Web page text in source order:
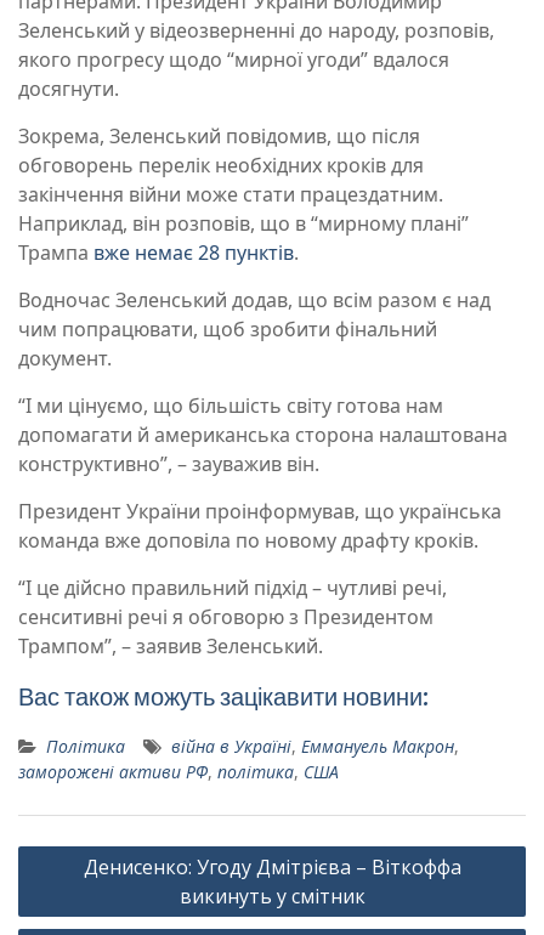
Зеленський у відеозверненні до народу, розповів,
якого прогресу щодо “мирної угоди” вдалося
досягнути.
Зокрема, Зеленський повідомив, що після
обговорень перелік необхідних кроків для
закінчення війни може стати працездатним.
Наприклад, він розповів, що в “мирному плані”
Трампа вже немає 28 пунктів.
Водночас Зеленський додав, що всім разом є над
чим попрацювати, щоб зробити фінальний
документ.
“І ми цінуємо, що більшість світу готова нам
допомагати й американська сторона налаштована
конструктивно”, – зауважив він.
Президент України проінформував, що українська
команда вже доповіла по новому драфту кроків.
“І це дійсно правильний підхід – чутливі речі,
сенситивні речі я обговорю з Президентом
Трампом”, – заявив Зеленський.
Вас також можуть зацікавити новини:
Політика війна в Україні, Еммануель Макрон,
заморожені активи РФ, політика, США
Навігація
записів
Денисенко: Угоду Дмітрієва – Віткоффа
викинуть у смітник